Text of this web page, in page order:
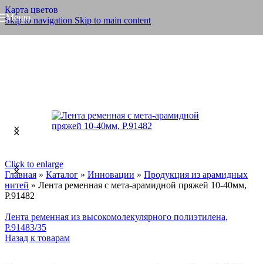
Карта цветов
Skip to navigation Skip to main content
Меню
Click to enlarge
Главная » Каталог » Инновации » Продукция из арамидных
нитей » Лента ременная с мета-арамидной пряжей 10-40мм,
Р.91482
Лента ременная из высокомолекулярного полиэтилена,
Р.91483/35
Назад к товарам